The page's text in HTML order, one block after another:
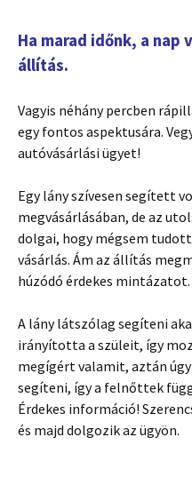
Ha marad időnk, a nap
állítás.
Vagyis néhány percben
egy fontos aspektusára.
autóvásárlási ügyet!
Egy lány szívesen segített
megvásárlásában, de az
dolgai, hogy mégsem
vásárlás. Ám az állítás
húzódó érdekes mintázatot.
A lány látszólag segíteni
irányította a szüleit, így
megígért valamit, aztán
segíteni, így a felnőttek
Érdekes információ!
és majd dolgozik az ügyön.